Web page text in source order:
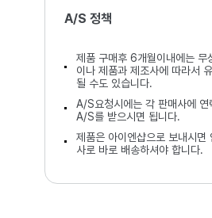
A/S 정책
제품 구매후 6개월이내에는 무
이나 제품과 제조사에 따라서
될 수도 있습니다.
A/S요청시에는 각 판매사에 연
A/S를 받으시면 됩니다.
제품은 아이엔샵으로 보내시면
사로 바로 배송하셔야 합니다.